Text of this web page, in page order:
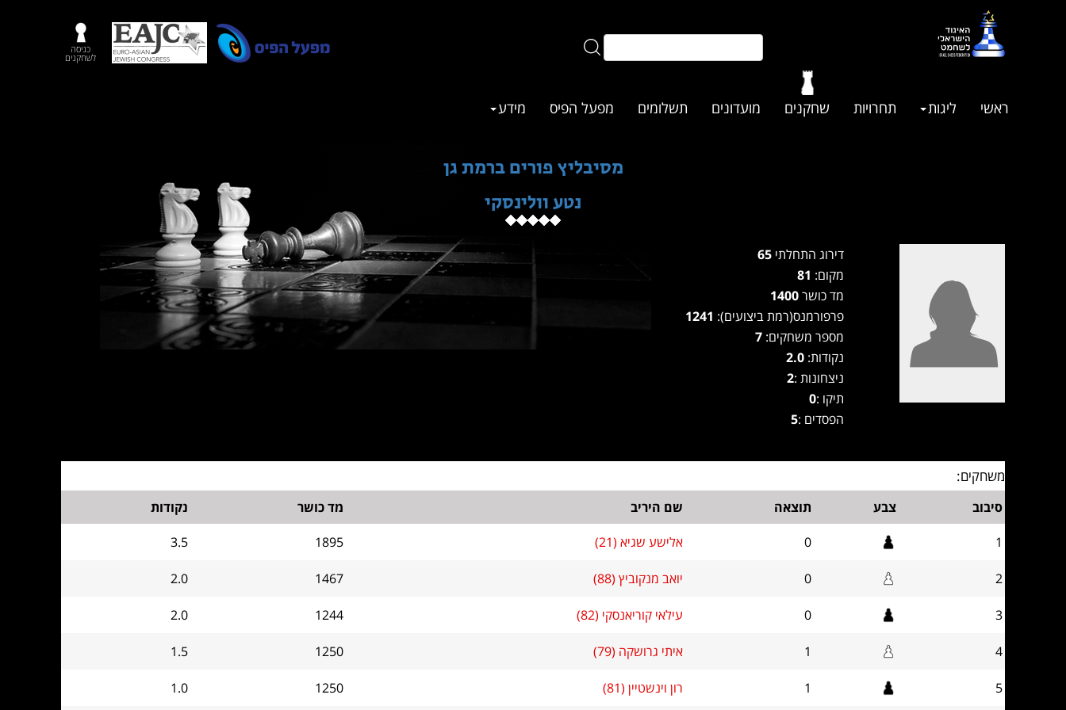
כניסה
לשחקנים
ראשי ליגות תחרויות שחקנים מועדונים תשלומים מפעל הפיס מידע
מסיבליץ פורים ברמת גן
נטע וולינסקי
דירוג התחלתי 65
מקום:
מד כושר1400
פרפורמנס(רמת ביצועים):
מספר משחקים: 7
נקודות:2.0
ניצחונות :2
תיקו :0
הפסדים :5
משחקים:
סיבוב צבע תוצאה שם היריב מד כושר
נקודות
1
0 אלישע שגיא (21) 1895
3.5
2
0 יואב מנקוביץ (88) 1467
2.0
3
0 עילאי קוריאנסקי (82) 1244
2.0
4
1 איתי גרושקה (79) 1250
1.5
5
1 רון וינשטיין (81) 1250
1.0